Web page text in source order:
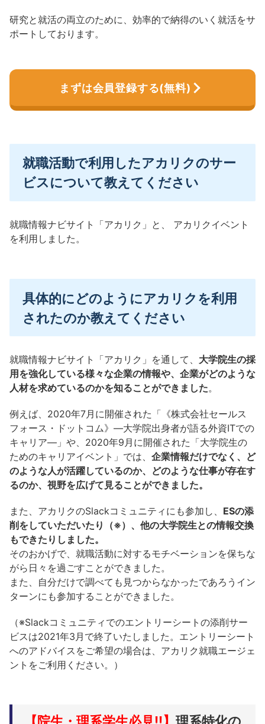
研究と就活の両立のために、効率的で納得のいく就活をサ
ポートしております。
まずは会員登録する(無料)
就職活動で利用したアカリクのサー
ビスについて教えてください
就職情報ナビサイト「アカリク」と、 アカリクイベント
を利用しました。
具体的にどのようにアカリクを利用
されたのか教えてください
就職情報ナビサイト「アカリク」を通して、 大学院生の採
用を強化している様々な企業の情報や、企業がどのような
人材を求めているのかを知ることができました。
例えば、2020年7月に開催された「《株式会社セールス
フォース・ドットコム》―大学院出身者が語る外資ITでの
キャリア―」や、2020年9月に開催された「大学院生の
ためのキャリアイベント」では、 企業情報だけでなく、ど
のような人が活躍しているのか、どのような仕事が存在す
るのか、視野を広げて見ることができました。
また、アカリクのSlackコミュニティにも参加し、 ESの添
削をしていただいたり（※）、他の大学院生との情報交換
もできたりしました。
そのおかげで、就職活動に対するモチベーションを保ちな
がら日々を過ごすことができました。
また、自分だけで調べても見つからなかったであろうイン
ターンにも参加することができました。
（※Slackコミュニティでのエントリーシートの添削サー
ビスは2021年3月で終了いたしました。エントリーシート
へのアドバイスをご希望の場合は、アカリク就職エージェ
ントをご利用ください。）